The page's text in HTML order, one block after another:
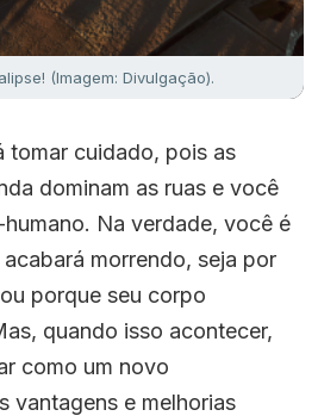
(Imagem: Divulgação).
tomar cuidado, pois as
dominam as ruas e você
Na verdade, você é
morrendo, seja por
porque seu corpo
quando isso acontecer,
como um novo
vantagens e melhorias